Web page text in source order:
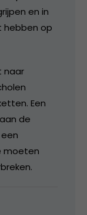
en in
hebben op
naar
Een
de
moeten